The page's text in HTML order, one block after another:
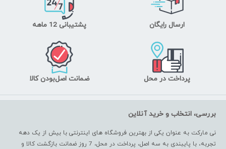
ارسال رایگان پشتیبانی 12 ماهه
پرداخت در محل ضمانت اصل‌بودن کالا
بررسی، انتخاب و خرید آنلاین
نی مارکت به عنوان یکی از بهترین فروشگاه های اینترنتی با بیش از یک دهه
تجربه، با پایبندی به سه اصل، پرداخت در محل، 7 روز ضمانت بازگشت کالا و